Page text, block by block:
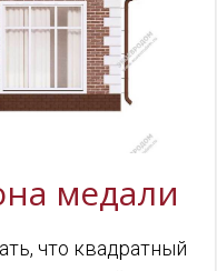
медали
что квадратный